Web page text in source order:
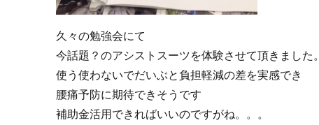
久々の勉強会にて
今話題？のアシストスーツを体験させて頂きました。
使う使わないでだいぶと負担軽減の差を実感でき
腰痛予防に期待できそうです
補助金活用できればいいのですがね。。。